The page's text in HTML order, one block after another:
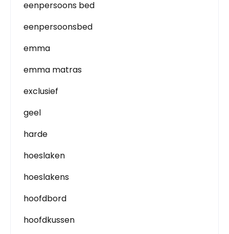
eenpersoons bed
eenpersoonsbed
emma
emma matras
exclusief
geel
harde
hoeslaken
hoeslakens
hoofdbord
hoofdkussen